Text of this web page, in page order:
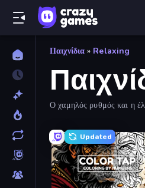
Παιχνίδια » Relaxing
Ο χαμηλός ρυθμός και η
Updated